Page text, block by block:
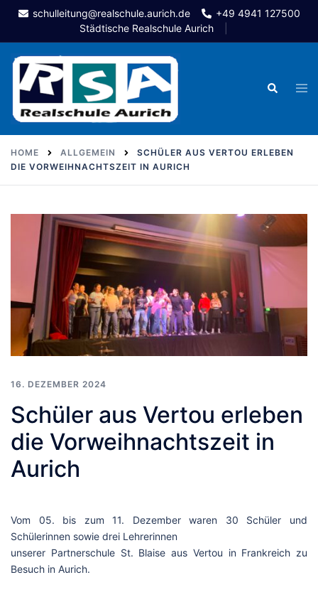
Skip
content
schulleitung@realschule.aurich.de
+49 4941 127500
Städtische Realschule Aurich
Search
HOME ALLGEMEIN
SCHÜLER AUS VERTOU ERLEBEN
DIE VORWEIHNACHTSZEIT IN AURICH
16. DEZEMBER 2024
Schüler aus Vertou erleben
die Vorweihnachtszeit in
Aurich
Vom 05. bis zum 11. Dezember waren 30 Schüler und
Schülerinnen sowie drei Lehrerinnen
unserer Partnerschule St. Blaise aus Vertou in Frankreich zu
Besuch in Aurich.